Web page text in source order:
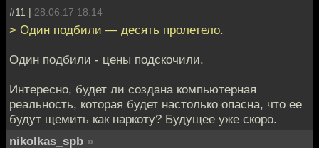
#11 | 28.06.17 18:14
> Один подбили — десять пролетело.
Один подбили - цены подскочили.
Интересно, будет ли создана компьютерная
реальность, которая будет настолько опасна, что ее
будут щемить как наркоту? Будущее уже скоро.
nikolkas_spb »